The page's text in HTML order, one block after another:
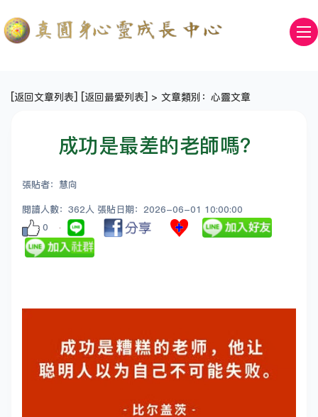
[返回文章列表] [返回最愛列表] > 文章類別：心靈文章
成功是最差的老師嗎？
張貼者：慧向
閱讀人數：362人 張貼日期：2026-06-01 10:00:00
0